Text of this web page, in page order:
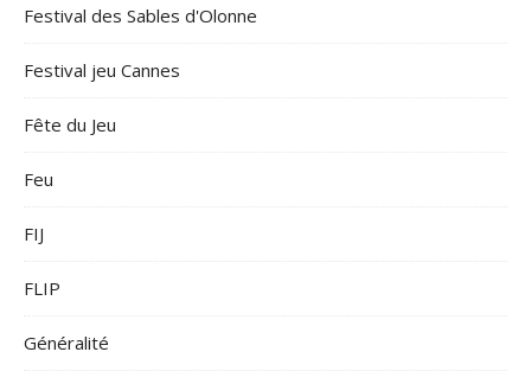
Festival des Sables d'Olonne
Festival jeu Cannes
Fête du Jeu
Feu
FIJ
FLIP
Généralité